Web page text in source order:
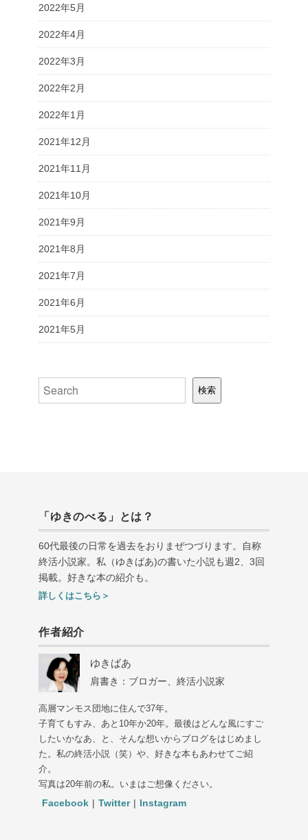
2022年5月
2022年4月
2022年3月
2022年2月
2022年1月
2021年12月
2021年11月
2021年10月
2021年9月
2021年8月
2021年7月
2021年6月
2021年5月
検索 検索
「ゆきのべる」とは？
60代最後の日常を過去をおりまぜつづります。自称
終活小説家。私（ゆきばあ)の書いた小説も週 2 3回
掲載。好きな本の紹介も。
詳しくはこちら＞
作者紹介
ゆきばあ
肩書き：ブロガー、終活小説家
高層マンモス団地に住んで37年。
子育てもすみ、あと10年か20年。最後はどんな風にすご
したいかなあ、と、そんな想いからブログをはじめまし
た。私の終活小説（笑）や、好きな本もあわせてご紹
介。
写真は20年前の私。いまはご想像ください。
Facebook | Twitter | Instagram